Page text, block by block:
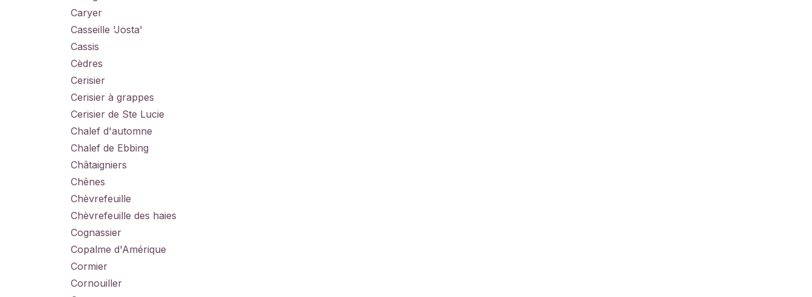
Caryer
Casseille 'Josta'
Cassis
Cèdres
Cerisier
Cerisier à grappes
Cerisier de Ste Lucie
Chalef d'automne
Chalef de Ebbing
Châtaigniers
Chênes
Chèvrefeuille
Chèvrefeuille des haies
Cognassier
Copalme d'Amérique
Cormier
Cornouiller